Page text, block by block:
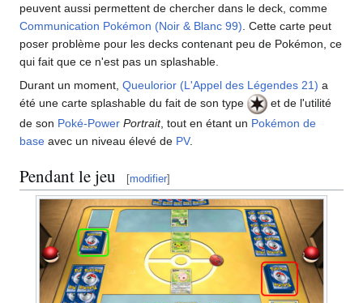
peuvent aussi permettent de chercher dans le deck, comme
Communication Pokémon (Noir & Blanc 99). Cette carte peut
poser problème pour les decks contenant peu de Pokémon, ce
qui fait que ce n'est pas un splashable.
Durant un moment, Queulorior (L'Appel des Légendes 21) a
été une carte splashable du fait de son type
et de l'utilité
de son Poké-Power Portrait, tout en étant un Pokémon de
base avec un niveau élevé de PV.
Pendant le jeu [modifier]